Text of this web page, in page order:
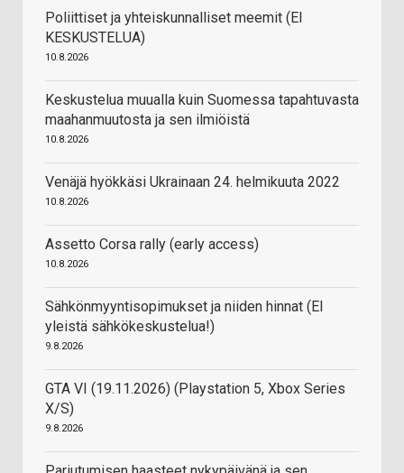
Poliittiset ja yhteiskunnalliset meemit (EI
KESKUSTELUA)
10.8.2026
Keskustelua muualla kuin Suomessa tapahtuvasta
maahanmuutosta ja sen ilmiöistä
10.8.2026
Venäjä hyökkäsi Ukrainaan 24. helmikuuta 2022
10.8.2026
Assetto Corsa rally (early access)
10.8.2026
Sähkönmyyntisopimukset ja niiden hinnat (EI
yleistä sähkökeskustelua!)
9.8.2026
GTA VI (19.11.2026) (Playstation 5, Xbox Series
X/S)
9.8.2026